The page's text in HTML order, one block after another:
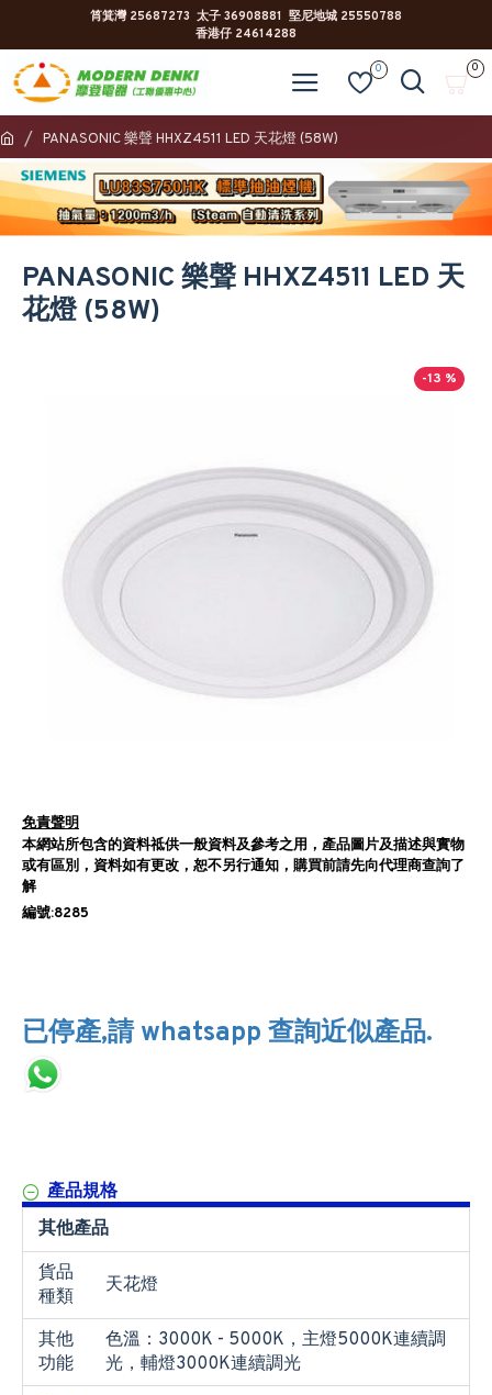
筲箕灣 25687273 太子 36908881 堅尼地城 25550788
香港仔 24614288
0 0
PANASONIC 樂聲 HHXZ4511 LED 天花燈 (58W)
PANASONIC 樂聲 HHXZ4511 LED 天
花燈 (58W)
-13 %
免責聲明
本網站所包含的資料祗供一般資料及參考之用，產品圖片及描述與實物
或有區別，資料如有更改，恕不另行通知，購買前請先向代理商查詢了
解
編號:8285
已停產,請 whatsapp 查詢近似產品.
產品規格
其他產品
貨品
種類
天花燈
其他
功能
色溫：3000K - 5000K，主燈5000K連續調
光，輔燈3000K連續調光